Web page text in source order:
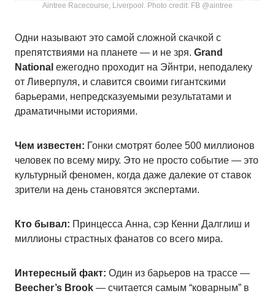
Aintree Racecourse, Liverpool. Photo credit: FB @aintree
Одни называют это самой сложной скачкой с
препятствиями на планете — и не зря. Grand
National ежегодно проходит на Эйнтри, неподалеку
от Ливерпуля, и славится своими гигантскими
барьерами, непредсказуемыми результатами и
драматичными историями.
Чем известен: Гонки смотрят более 500 миллионов
человек по всему миру. Это не просто событие — это
культурный феномен, когда даже далекие от ставок
зрители на день становятся экспертами.
Кто бывал: Принцесса Анна, сэр Кенни Далглиш и
миллионы страстных фанатов со всего мира.
Интересный факт: Один из барьеров на трассе —
Beecher’s Brook — считается самым “коварным” в